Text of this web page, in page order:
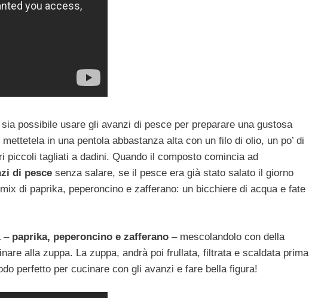
possibile usare gli avanzi di pesce per preparare una gustosa
in una pentola abbastanza alta con un filo di olio, un po’ di
piccoli tagliati a dadini. Quando il composto comincia ad
di pesce senza salare, se il pesce era già stato salato il giorno
di paprika, peperoncino e zafferano: un bicchiere di acqua e fate
– paprika, peperoncino e zafferano – mescolandolo con della
alla zuppa. La zuppa, andrà poi frullata, filtrata e scaldata prima
perfetto per cucinare con gli avanzi e fare bella figura!